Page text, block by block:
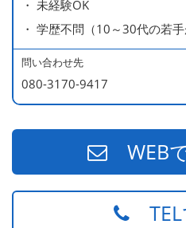
・ 未経験OK
・ 学歴不問（10～30代の若手
問い合わせ先
080-3170-9417
WEB